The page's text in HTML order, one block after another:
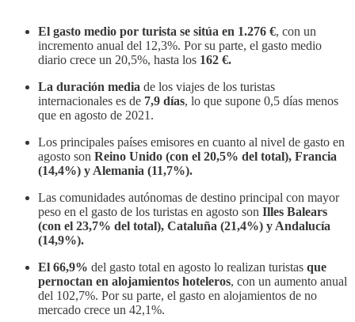
El gasto medio por turista se sitúa en 1.276 €, con un
incremento anual del 12,3%. Por su parte, el gasto medio
diario crece un 20,5%, hasta los 162 €.
La duración media de los viajes de los turistas
internacionales es de 7,9 días, lo que supone 0,5 días menos
que en agosto de 2021.
Los principales países emisores en cuanto al nivel de gasto en
agosto son Reino Unido (con el 20,5% del total), Francia
(14,4%) y Alemania (11,7%).
Las comunidades autónomas de destino principal con mayor
peso en el gasto de los turistas en agosto son Illes Balears
(con el 23,7% del total), Cataluña (21,4%) y Andalucía
(14,9%).
El 66,9% del gasto total en agosto lo realizan turistas que
pernoctan en alojamientos hoteleros, con un aumento anual
del 102,7%. Por su parte, el gasto en alojamientos de no
mercado crece un 42,1%.